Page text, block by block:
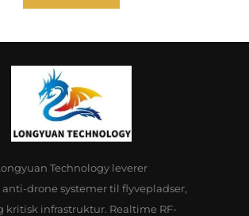
Technology leverer
drone systemer til flyvepladser,
kritisk infrastruktur. Realtime RF-